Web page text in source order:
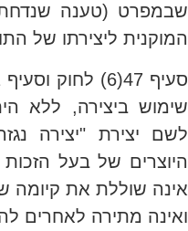
שבמפרט (טענה
המוקנית ליצירתו של
שימוש ביצירה, ללא
לשם יצירת "יצירה
היוצרים של בעל
אינה שוללת את קיומה
ואינה מתירה לאחרים